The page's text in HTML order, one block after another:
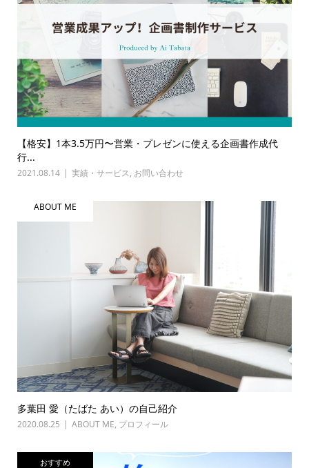
【格安】1本3.5万円〜営業・プレゼンに使える企画書作成代
行...
2021.08.14 実績・サービス, お問い合わせ
ABOUT ME
多葉田 愛（たばた あい）の自己紹介
2020.08.25 ABOUT ME, プロフィール
おすすめ